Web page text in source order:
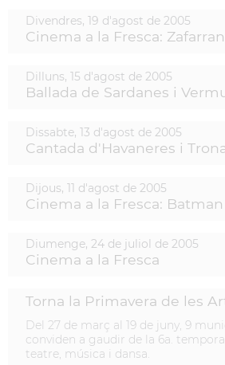
Divendres, 19 d'agost de 2005
Cinema a la Fresca:
Dilluns, 15 d'agost de 2005
Ballada de Sardanes i
Dissabte, 13 d'agost de 2005
Cantada d'Havaneres i
Dijous, 11 d'agost de 2005
Cinema a la Fresca:
Diumenge, 24 de juliol de 2005
Cinema a la Fresca
Torna la Primavera de les
Del 27 de març al 19 de juny, 9
conviden a gaudir de la 6a.
teatre, música i dansa.